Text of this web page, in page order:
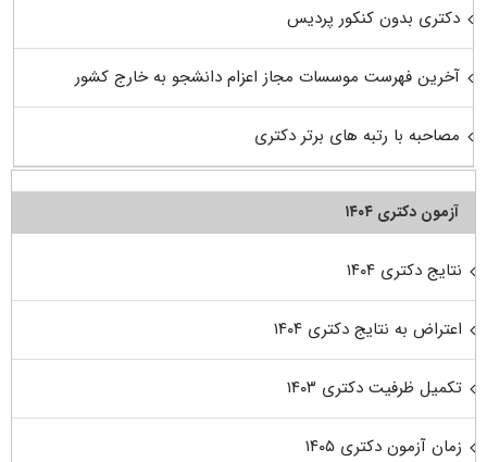
دکتری بدون کنکور پردیس
آخرین فهرست موسسات مجاز اعزام دانشجو به خارج کشور
مصاحبه با رتبه های برتر دکتری
آزمون دکتری ۱۴۰۴
نتایج دکتری ۱۴۰۴
اعتراض به نتایج دکتری ۱۴۰۴
تکمیل ظرفیت دکتری ۱۴۰۳
زمان آزمون دکتری ۱۴۰۵